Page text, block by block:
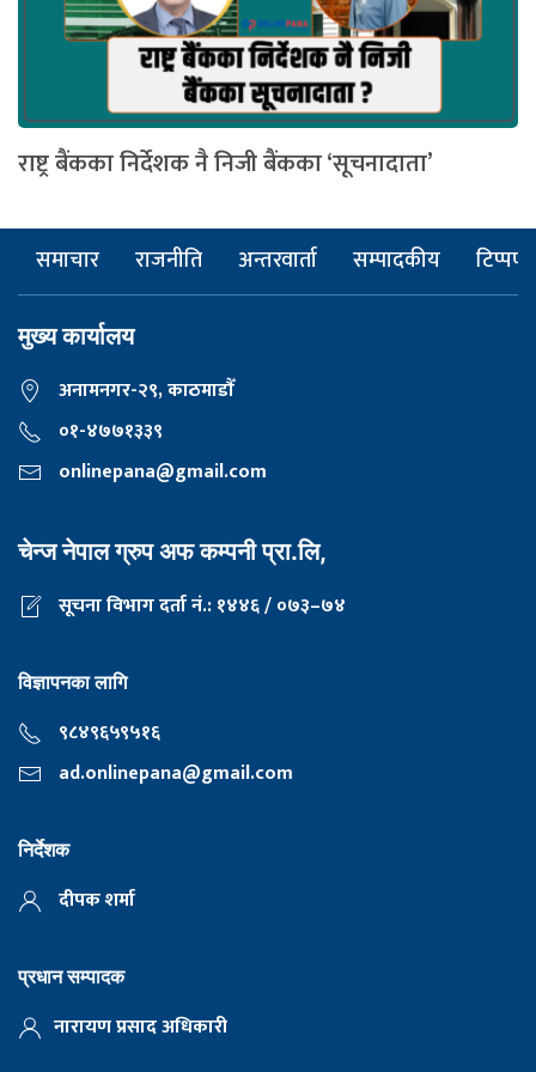
राष्ट्र बैंकका निर्देशक नै निजी बैंकका ‘सूचनादाता’
समाचार राजनीति अन्तरवार्ता सम्पादकीय टिप्पणी
मुख्य कार्यालय
अनामनगर-२९, काठमाडाैँ
०१-४७७१३३९
onlinepana@gmail.com
चेन्ज नेपाल ग्रुप अफ कम्पनी प्रा.लि,
सूचना विभाग दर्ता नं.: १४४६ / ०७३–७४
विज्ञापनका लागि
९८४९६५९५१६
ad.onlinepana@gmail.com
निर्देशक
दीपक शर्मा
प्रधान सम्पादक
नारायण प्रसाद अधिकारी